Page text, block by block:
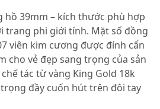
39mm – kích thước phù hợp
trang phi giới tính. Mặt số đồng
viên kim cương được đính cẩn
cho vẻ đẹp sang trọng của sản
tác từ vàng King Gold 18k
đầy cuốn hút trên đôi tay